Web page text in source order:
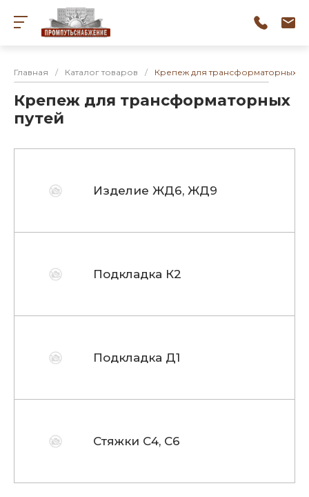
Главная / Каталог товаров / Крепеж для трансформаторных
Крепеж для трансформаторных
путей
Изделие ЖД6, ЖД9
Подкладка К2
Подкладка Д1
Стяжки С4, С6